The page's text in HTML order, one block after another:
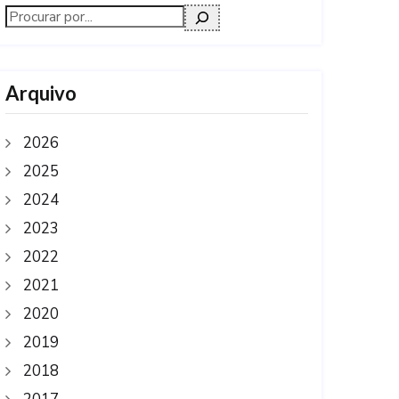
Arquivo
2026
2025
2024
2023
2022
2021
2020
2019
2018